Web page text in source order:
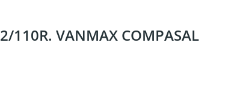
110R. VANMAX COMPASAL